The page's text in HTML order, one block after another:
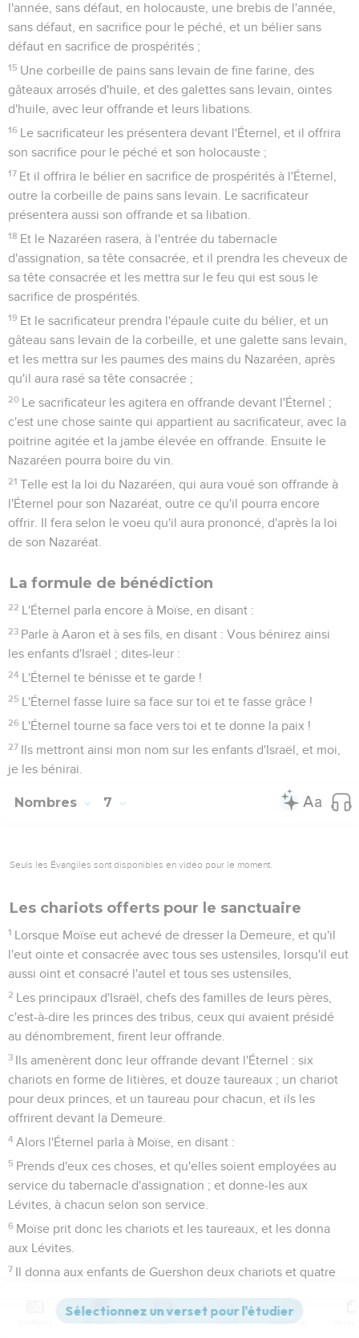
l'année, sans défaut, en holocauste, une brebis de l'année,
sans défaut, en sacrifice pour le péché, et un bélier sans
défaut en sacrifice de prospérités ;
15 Une corbeille de pains sans levain de fine farine, des
gâteaux arrosés d'huile, et des galettes sans levain, ointes
d'huile, avec leur offrande et leurs libations.
16 Le sacrificateur les présentera devant l'Éternel, et il offrira
son sacrifice pour le péché et son holocauste ;
17 Et il offrira le bélier en sacrifice de prospérités à l'Éternel,
outre la corbeille de pains sans levain. Le sacrificateur
présentera aussi son offrande et sa libation.
18 Et le Nazaréen rasera, à l'entrée du tabernacle
d'assignation, sa tête consacrée, et il prendra les cheveux de
sa tête consacrée et les mettra sur le feu qui est sous le
sacrifice de prospérités.
19 Et le sacrificateur prendra l'épaule cuite du bélier, et un
gâteau sans levain de la corbeille, et une galette sans levain,
et les mettra sur les paumes des mains du Nazaréen, après
qu'il aura rasé sa tête consacrée ;
20 Le sacrificateur les agitera en offrande devant l'Éternel ;
c'est une chose sainte qui appartient au sacrificateur, avec la
poitrine agitée et la jambe élevée en offrande. Ensuite le
Nazaréen pourra boire du vin.
21 Telle est la loi du Nazaréen, qui aura voué son offrande à
l'Éternel pour son Nazaréat, outre ce qu'il pourra encore
offrir. Il fera selon le voeu qu'il aura prononcé, d'après la loi
de son Nazaréat.
La formule de bénédiction
22 L'Éternel parla encore à Moïse, en disant :
23 Parle à Aaron et à ses fils, en disant : Vous bénirez ainsi
les enfants d'Israël ; dites-leur :
24 L'Éternel te bénisse et te garde !
25 L'Éternel fasse luire sa face sur toi et te fasse grâce !
26 L'Éternel tourne sa face vers toi et te donne la paix !
27 Ils mettront ainsi mon nom sur les enfants d'Israël, et moi,
je les bénirai.
Nombres 7
Seuls les Évangiles sont disponibles en vidéo pour le moment.
Les chariots offerts pour le sanctuaire
1 Lorsque Moïse eut achevé de dresser la Demeure, et qu'il
l'eut ointe et consacrée avec tous ses ustensiles, lorsqu'il eut
aussi oint et consacré l'autel et tous ses ustensiles,
2 Les principaux d'Israël, chefs des familles de leurs pères,
c'est-à-dire les princes des tribus, ceux qui avaient présidé
au dénombrement, firent leur offrande.
3 Ils amenèrent donc leur offrande devant l'Éternel : six
chariots en forme de litières, et douze taureaux ; un chariot
pour deux princes, et un taureau pour chacun, et ils les
offrirent devant la Demeure.
4 Alors l'Éternel parla à Moïse, en disant :
5 Prends d'eux ces choses, et qu'elles soient employées au
service du tabernacle d'assignation ; et donne-les aux
Lévites, à chacun selon son service.
6 Moïse prit donc les chariots et les taureaux, et les donna
aux Lévites.
7 Il donna aux enfants de Guershon deux chariots et quatre
Et il donna aux enfants de Mérari quatre chariots et huit
Versions Commentaires Strong